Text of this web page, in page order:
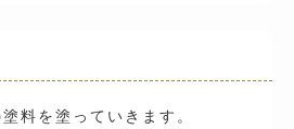
料を塗っていきます。